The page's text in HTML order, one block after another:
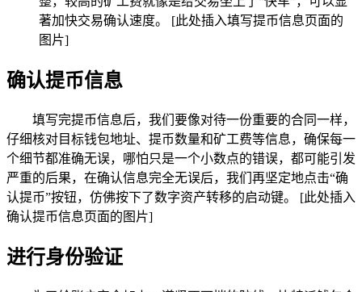
著加快交易确认速度。 [此处插入填写提币信息页面的
图片]
确认提币信息
填写完提币信息后，我们要像对待一份重要的合同一样，
仔细核对目标钱包地址、提币数量和矿工费等信息，确保每一
个细节都准确无误，哪怕只是一个小数点的错误，都可能引发
严重的后果，在确认信息完全无误后，我们再坚定地点击“确
认提币”按钮，仿佛按下了数字资产转移的启动键。 [此处插入
确认提币信息页面的图片]
进行身份验证